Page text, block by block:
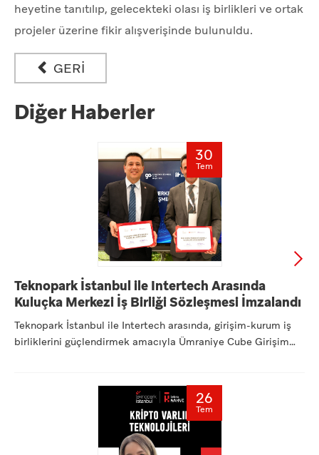
heyetine tanıtılıp, gelecekteki olası iş birlikleri ve ortak
projeler üzerine fikir alışverişinde bulunuldu.
GERİ
Diğer Haberler
30
Tem
Teknopark İstanbul ile Intertech Arasında
Kuluçka Merkezi İş Birliği Sözleşmesi İmzalandı
Teknopark İstanbul ile Intertech arasında, girişim-kurum iş
birliklerini güçlendirmek amacıyla Ümraniye Cube Girişim
26
Tem